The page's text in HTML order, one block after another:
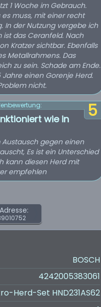
1 Woche im Gebrauch.
muss, mit einer recht
In der Nutzung vergebe ich
ist das Ceranfeld. Nach
Kratzer sichtbar. Ebenfalls
Metallrahmens. Das
zu sein. Schade am Ende.
einen Gorenje Herd.
nicht.
5
wie in
gegen einen
Es ist ein Unterschied
kann diesen Herd mit
empfehlen
BOSCH
4242005383061
Herd-Set HND231AS62